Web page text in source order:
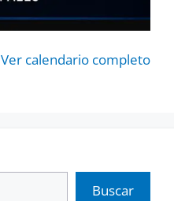
Ver calendario completo
Buscar